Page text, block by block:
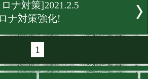
東日本新人王決勝は12月。
本決勝は来年2月開催
[JBC]2021.3.5
本石昌也会長の社会貢献に